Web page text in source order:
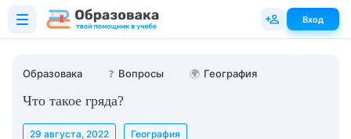
Образовака ❓ Вопросы 🌍 География
Что такое гряда?
29 августа, 2022 География
Вход